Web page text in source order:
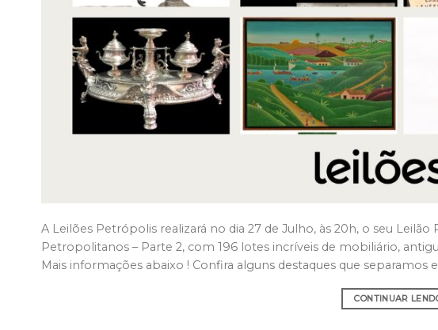
A Leilões Petrópolis realizará no dia 27 de Julho, às 20h, o seu
Petropolitanos – Parte 2, com 196 lotes incríveis de mobiliário,
Mais informações abaixo ! Confira alguns destaques que
CONTINUAR